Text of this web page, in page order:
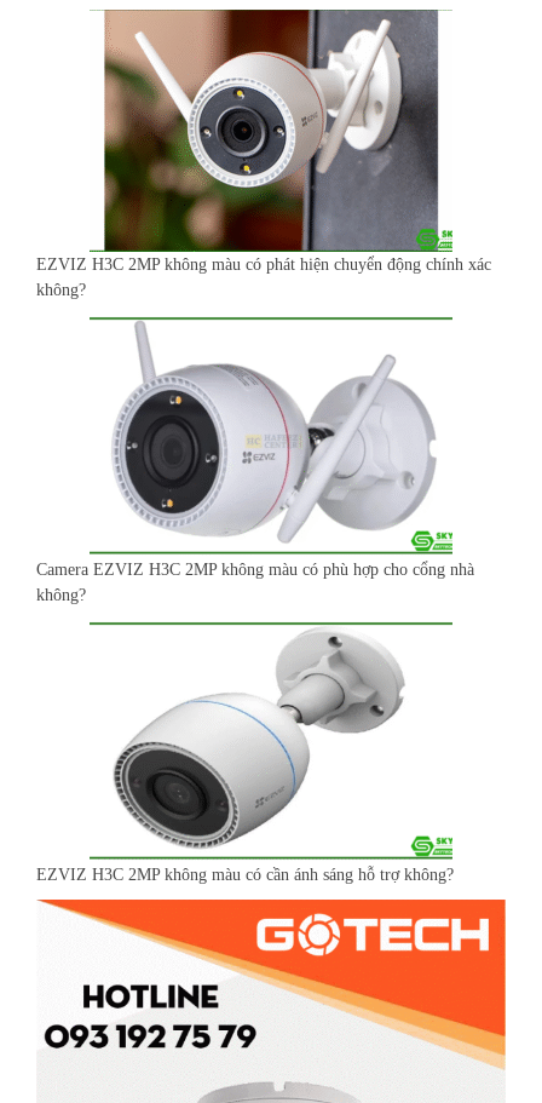
EZVIZ H3C 2MP không màu có phát hiện chuyển động chính xác
không?
Camera EZVIZ H3C 2MP không màu có phù hợp cho cổng nhà
không?
EZVIZ H3C 2MP không màu có cần ánh sáng hỗ trợ không?